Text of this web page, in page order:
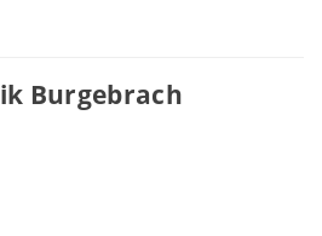
Burgebrach